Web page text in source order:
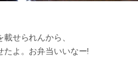
せられんから、
たよ。お弁当いいなー!